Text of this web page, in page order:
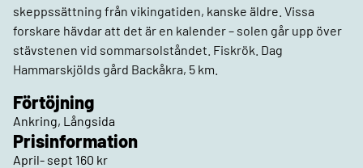
skeppssättning från vikingatiden, kanske äldre. Vissa
forskare hävdar att det är en kalender – solen går upp över
stävstenen vid sommarsolståndet. Fiskrök. Dag
Hammarskjölds gård Backåkra, 5 km.
Förtöjning
Ankring, Långsida
Prisinformation
April- sept 160 kr